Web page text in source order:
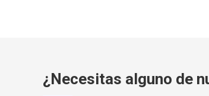
¿Necesitas alguno de